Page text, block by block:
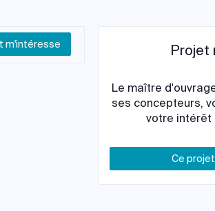
m'intéresse Projet
Le maître
ses concepteurs,
votre intérêt
Ce